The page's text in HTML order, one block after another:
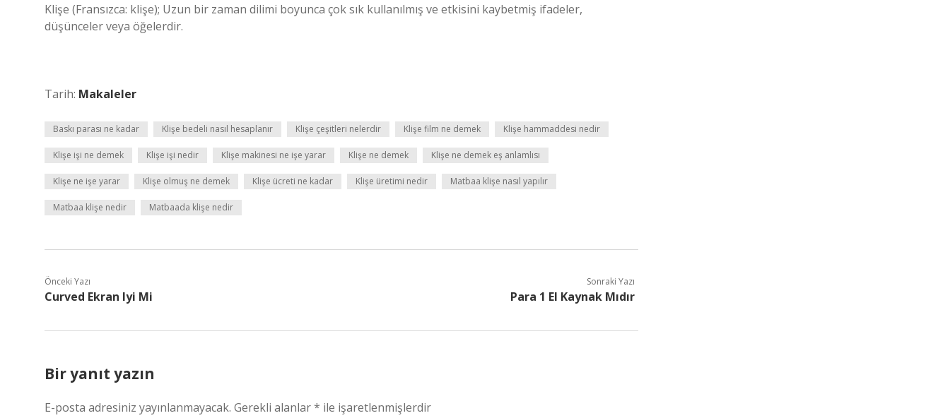
Klişe (Fransızca: klişe); Uzun bir zaman dilimi boyunca çok sık kullanılmış ve etkisini kaybetmiş ifadeler,
düşünceler veya öğelerdir.
Tarih: Makaleler
Baskı parası ne kadar Klişe bedeli nasıl hesaplanır Klişe çeşitleri nelerdir Klişe film ne demek Klişe hammaddesi nedir
Klişe işi ne demek Klişe işi nedir Klişe makinesi ne işe yarar Klişe ne demek Klişe ne demek eş anlamlısı
Klişe ne işe yarar Klişe olmuş ne demek Klişe ücreti ne kadar Klişe üretimi nedir Matbaa klişe nasıl yapılır
Matbaa klişe nedir Matbaada klişe nedir
Önceki Yazı
Curved Ekran Iyi Mi
Sonraki Yazı
Para 1 El Kaynak Mıdır
Bir yanıt yazın
E-posta adresiniz yayınlanmayacak. Gerekli alanlar* ile işaretlenmişlerdir